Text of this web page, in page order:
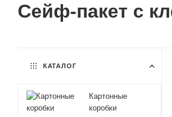
Сейф-пакет с
КАТАЛОГ
Картонные
коробки